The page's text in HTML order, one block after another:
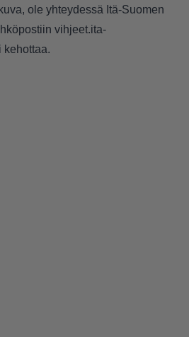
ole yhteydessä Itä-Suomen
vihjeet.ita-